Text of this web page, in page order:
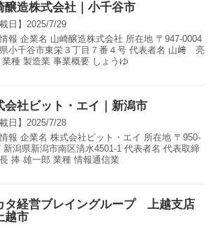
醸造株式会社｜小千谷市
日】 2025/7/29
報 企業名 山崎醸造株式会社 所在地 〒947-0004
小千谷市東栄３丁目７番４号 代表者名 山﨑 亮
業種 製造業 事業概要 しょうゆ
会社ビット・エイ｜新潟市
日】 2025/7/28
報 企業名 株式会社ビット・エイ 所在地 〒950-
新潟県新潟市南区清水4501-1 代表者名 代表取締
捧 雄一郎 業種 情報通信業
タ経営ブレイングループ 上越支店
越市